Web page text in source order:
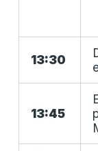
13:30
13:45